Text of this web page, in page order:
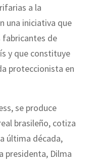
a la
una iniciativa que
de
y que constituye
proteccionista en
se produce
brasileño, cotiza
última década,
presidenta, Dilma